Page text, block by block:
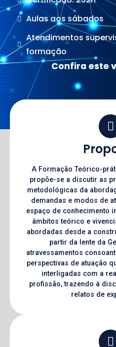
Aulas aos sábados
Atendimentos
formação
Confira este
A Formação Teórico-
propõe-se a discutir as
metodológicas da
demandas e modos de
espaço de conhecimento
âmbitos teórico e
abordadas desde a
partir da lente da
atravessamentos
perspectivas de atuação
interligadas com a
profissão, trazendo à
relatos de